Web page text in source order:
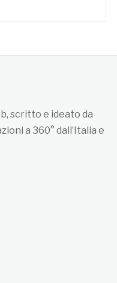
scritto e ideato da
a 360° dall’Italia e